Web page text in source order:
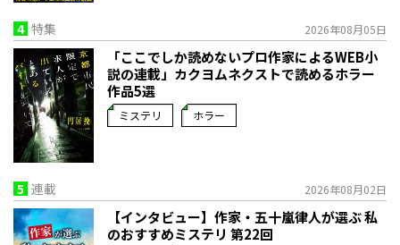
4 特集 2026年08月05日
「ここでしか読めないプロ作家によるWEB小
説の連載」――カクヨムネクストで読めるホラー
作品5選
ミステリ ホラー
5 連載 2026年08月02日
【インタビュー】作家・五十嵐律人が選ぶ 私
のおすすめミステリ 第22回